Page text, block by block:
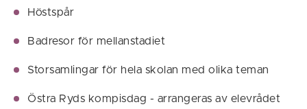
Höstspår
Badresor för mellanstadiet
Storsamlingar för hela skolan med olika teman
Östra Ryds kompisdag - arrangeras av elevrådet